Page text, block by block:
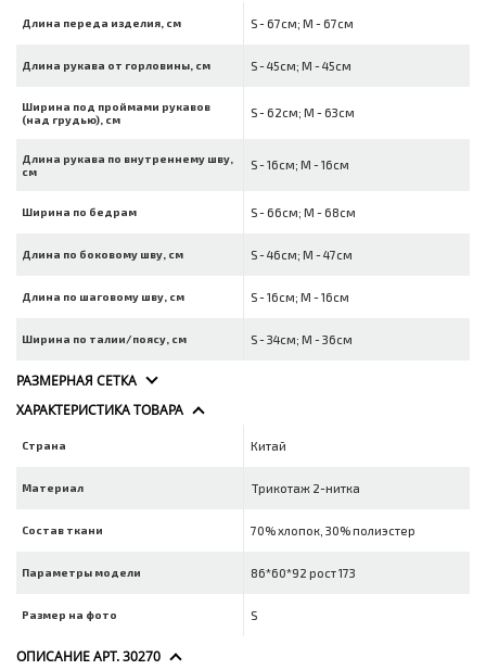
Длина переда изделия, см S - 67см; M - 67см
Длина рукава от горловины, см S - 45см; M - 45см
Ширина под проймами рукавов
(над грудью), см
S - 62см; M - 63см
Длина рукава по внутреннему шву,
см
S - 16см; M - 16см
Ширина по бедрам S - 66см; M - 68см
Длина по боковому шву, см S - 46см; M - 47см
Длина по шаговому шву, см S - 16см; M - 16см
Ширина по талии/поясу, см S - 34см; M - 36см
РАЗМЕРНАЯ СЕТКА
ХАРАКТЕРИСТИКА ТОВАРА
Страна Китай
Материал Трикотаж 2-нитка
Состав ткани 70% хлопок, 30% полиэстер
Параметры модели 86*60*92 рост 173
Размер на фото S
ОПИСАНИЕ АРТ. 30270